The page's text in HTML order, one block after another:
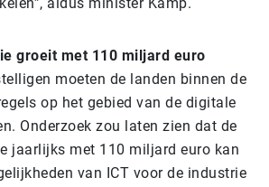
groeit met 110 miljard euro
moeten de landen binnen de
op het gebied van de digitale
Onderzoek zou laten zien dat de
jaarlijks met 110 miljard euro kan
van ICT voor de industrie